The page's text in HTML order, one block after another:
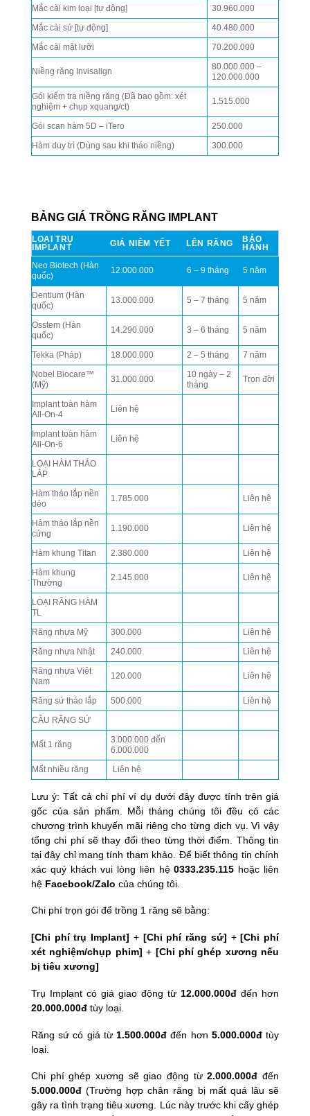
Mắc cài kim loại [tự động]
30.960.000
Mắc cài sứ [tự động]
40.480.000
Mắc cài mặt lưỡi
70.200.000
Niềng răng Invisalign
80.000.000 –
120.000.000
Gói kiểm tra niềng răng (Đã bao gồm: xét
nghiệm + chụp xquang/ct)
1.515.000
Gói scan hàm 5D – iTero
250.000
Hàm duy trì (Dùng sau khi tháo niềng)
300.000
BẢNG GIÁ TRỒNG RĂNG IMPLANT
LOẠI TRỤ
IMPLANT
GIÁ NIÊM YẾT LÊN RĂNG
BẢO
HÀNH
Neo Biotech (Hàn
quốc)
12.000.000 6 – 9 tháng 5 năm
Dentium (Hàn
quốc)
13.000.000 5 – 7 tháng 5 năm
Osstem (Hàn
quốc)
14.290.000 3 – 6 tháng 5 năm
Tekka (Pháp) 18.000.000 2 – 5 tháng
7 năm
Nobel Biocare™
(Mỹ)
31.000.000
10 ngày – 2
tháng
Trọn đời
Implant toàn hàm
All-On-4
Liên hệ
Implant toàn hàm
All-On-6
Liên hệ
LOẠI HÀM THÁO
LẮP
Hàm tháo lắp nền
dẻo
1.785.000 Liên hệ
Hàm tháo lắp nền
cứng
1.190.000 Liên hệ
Hàm khung Titan 2.380.000
Liên hệ
Hàm khung
Thường
2.145.000 Liên hệ
LOẠI RĂNG HÀM
TL
Răng nhựa Mỹ
300.000
Liên hệ
Răng nhựa Nhật
240.000
Liên hệ
Răng nhựa Việt
Nam
120.000 Liên hệ
Răng sứ tháo lắp 500.000
Liên hệ
CẦU RĂNG SỨ
Mất 1 răng
3.000.000 đến
6.000.000
Mất nhiều răng
Liên hệ
Lưu ý: Tất cả chi phí ví dụ dưới đây được tính trên giá
gốc của sản phẩm. Mỗi tháng chúng tôi đều có các
chương trình khuyến mãi riêng cho từng dịch vụ. Vì vậy
tổng chi phí sẽ thay đổi theo từng thời điểm. Thông tin
tại đây chỉ mang tính tham khảo. Để biết thông tin chính
xác quý khách vui lòng liên hệ0333.235.115 hoặc liên
hệ Facebook/Zalo của chúng tôi.
Chi phí trọn gói để trồng 1 răng sẽ bằng:
[Chi phí trụ Implant] + [Chi phí răng sứ] + [Chi phí
xét nghiệm/chụp phim] + [Chi phí ghép xương nếu
bị tiêu xương]
Trụ Implant có giá giao động từ 12.000.000đ đến hơn
20.000.000đ tùy loại.
Răng sứ có giá từ 1.500.000đ đến hơn 5.000.000đtùy
loại.
Chi phí ghép xương sẽ giao động từ2.000.000đ đến
5.000.000đ (Trường hợp chân răng bị mất quá lâu sẽ
gây ra tình trạng tiêu xương. Lúc này trước khi cấy ghép